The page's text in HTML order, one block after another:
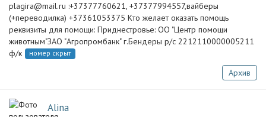
plagira@mail.ru :+37377760621, +37377994557,вайберы
(+переводилка) +37361053375 Кто желает оказать помощь
реквизиты для помощи: Приднестровье: ОО "Центр помощи
животным"ЗАО "Агропромбанк" г.Бендеры р/с 2212110000005211
ф/к
номер скрыт
Архив
Alina